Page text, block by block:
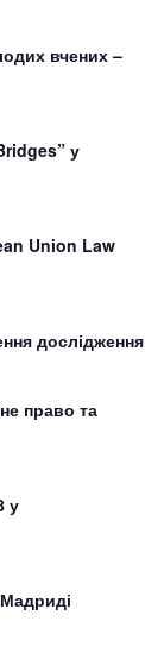
вчених –
у
Union Law
дослідження
право та
у